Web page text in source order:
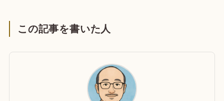
この記事を書いた人